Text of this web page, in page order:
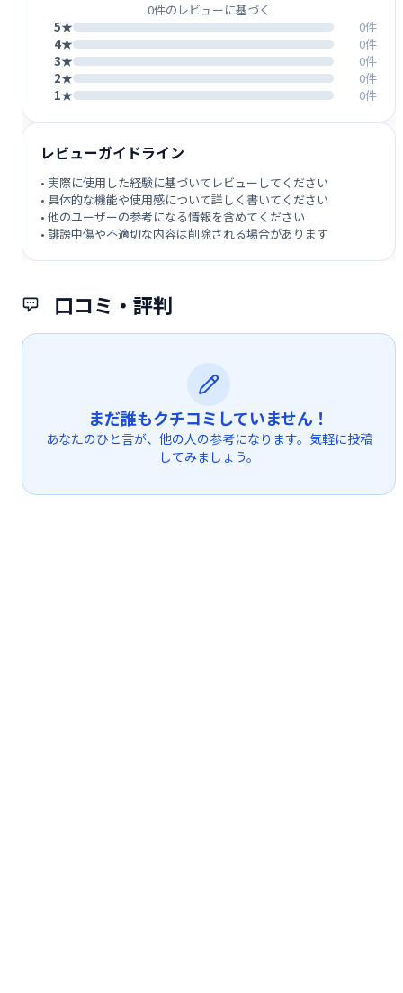
口コミ・評判
まだ誰もクチコミしていません！
あなたのひと言が、他の人の参考になります。気軽に投稿
してみましょう。
0件のレビューに基づく
5★
0件
4★
0件
3★
0件
2★
0件
1★
0件
レビューガイドライン
• 実際に使用した経験に基づいてレビューしてください
• 具体的な機能や使用感について詳しく書いてください
• 他のユーザーの参考になる情報を含めてください
• 誹謗中傷や不適切な内容は削除される場合があります